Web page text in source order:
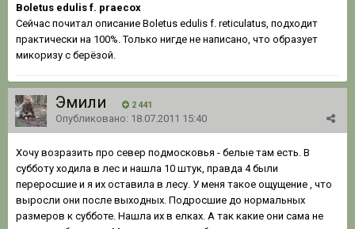
Boletus edulis f. praecox
Сейчас почитал описание Boletus edulis f. reticulatus, подходит
практически на 100%. Только нигде не написано, что образует
микоризу с берёзой.
Эмили 2 441
Опубликовано: 18.07.2011 15:40
Хочу возразить про север подмосковья - белые там есть. В
субботу ходила в лес и нашла 10 штук, правда 4 были
переросшие и я их оставила в лесу. У меня такое ощущение , что
выросли они после выходных. Подросшие до нормальных
размеров к субботе. Нашла их в елках. А так какие они сама не